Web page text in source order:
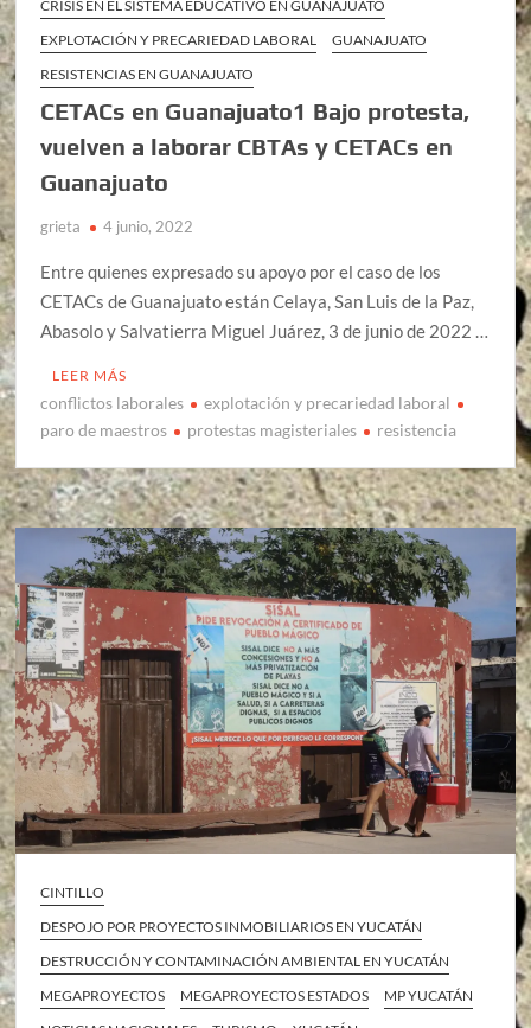
CRISIS EN EL SISTEMA EDUCATIVO EN GUANAJUATO
EXPLOTACIÓN Y PRECARIEDAD LABORAL
GUANAJUATO
RESISTENCIAS EN GUANAJUATO
CETACs en Guanajuato1 Bajo protesta,
vuelven a laborar CBTAs y CETACs en
Guanajuato
grieta 4 junio, 2022
Entre quienes expresado su apoyo por el caso de los
CETACs de Guanajuato están Celaya, San Luis de la Paz,
Abasolo y Salvatierra Miguel Juárez, 3 de junio de 2022 …
LEER MÁS
conflictos laborales
explotación y precariedad laboral
paro de maestros
protestas magisteriales resistencia
CINTILLO
DESPOJO POR PROYECTOS INMOBILIARIOS EN YUCATÁN
DESTRUCCIÓN Y CONTAMINACIÓN AMBIENTAL EN YUCATÁN
MEGAPROYECTOS
MEGAPROYECTOS ESTADOS
MP YUCATÁN